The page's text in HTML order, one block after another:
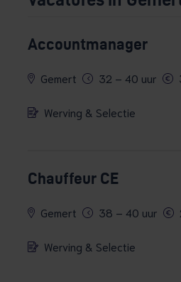
Accountmanager
Gemert 32 – 40 uur
Werving & Selectie
Chauffeur CE
Gemert 38 – 40 uur
Werving & Selectie